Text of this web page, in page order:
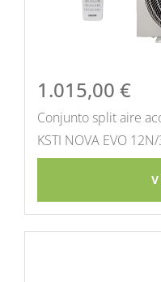
1.015,00 €
Conjunto split aire
KSTI NOVA EVO